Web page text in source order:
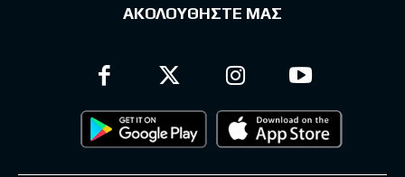
ΑΚΟΛΟΥΘΗΣΤΕ ΜΑΣ